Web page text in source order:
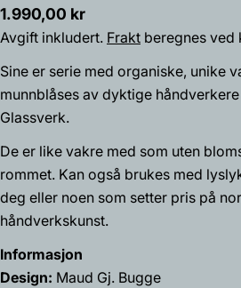
Vanlig
pris
1.990,00 kr
Avgift inkludert. Frakt beregnes ved
Sine er serie med organiske, unike
munnblåses av dyktige
Glassverk.
De er like vakre med som uten
rommet. Kan også brukes med
deg eller noen som setter pris på
håndverkskunst.
Informasjon
Design: Maud Gj. Bugge
Del dette produktet
Dele
på
Facebook
X
Pinterest
Spør et
Navnet
ditt
Din
Din
Din